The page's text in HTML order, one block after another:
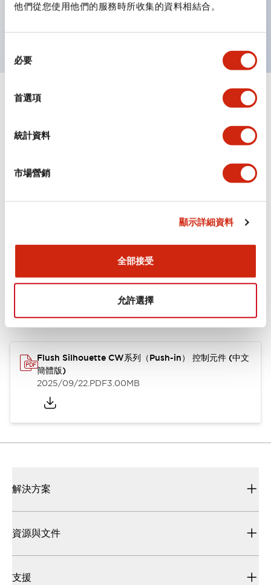
他們從您使用他們的服務時所收集的資料相結合。
必要
首選項
統計資料
市場營銷
顯示詳細資料
全部接受
允許選擇
電線不易脫落，振動時也安心
規格 顯示全部+
環境規範
Flush Silhouette CW系列（Push-in） 控制元件 (中文
簡體版)
2025/09/22.PDF3.00MB
解決方案
資源與文件
支援